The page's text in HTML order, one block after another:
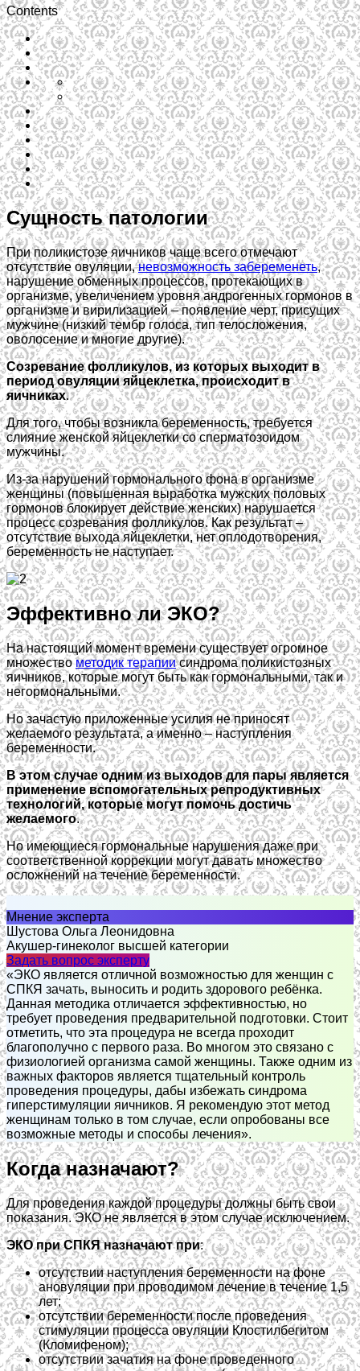
Contents
Сущность патологии
При поликистозе яичников чаще всего отмечают
отсутствие овуляции,невозможность забеременеть,
нарушение обменных процессов, протекающих в
организме, увеличением уровня андрогенных гормонов в
организме и вирилизацией – появление черт, присущих
мужчине (низкий тембр голоса, тип телосложения,
оволосение и многие другие).
Созревание фолликулов, из которых выходит в
период овуляции яйцеклетка, происходит в
яичниках.
Для того, чтобы возникла беременность, требуется
слияние женской яйцеклетки со сперматозоидом
мужчины.
Из-за нарушений гормонального фона в организме
женщины (повышенная выработка мужских половых
гормонов блокирует действие женских) нарушается
процесс созревания фолликулов. Как результат –
отсутствие выхода яйцеклетки, нет оплодотворения,
беременность не наступает.
Эффективно ли ЭКО?
На настоящий момент времени существует огромное
множество методик терапиисиндрома поликистозных
яичников, которые могут быть как гормональными, так и
негормональными.
Но зачастую приложенные усилия не приносят
желаемого результата, а именно – наступления
беременности.
В этом случае одним из выходов для пары является
применение вспомогательных репродуктивных
технологий, которые могут помочь достичь
желаемого.
Но имеющиеся гормональные нарушения даже при
соответственной коррекции могут давать множество
осложнений на течение беременности.
Мнение эксперта
Шустова Ольга Леонидовна
Акушер-гинеколог высшей категории
Задать вопрос эксперту
«ЭКО является отличной возможностью для женщин с
СПКЯ зачать, выносить и родить здорового ребёнка.
Данная методика отличается эффективностью, но
требует проведения предварительной подготовки. Стоит
отметить, что эта процедура не всегда проходит
благополучно с первого раза. Во многом это связано с
физиологией организма самой женщины. Также одним из
важных факторов является тщательный контроль
проведения процедуры, дабы избежать синдрома
гиперстимуляции яичников. Я рекомендую этот метод
женщинам только в том случае, если опробованы все
возможные методы и способы лечения».
Когда назначают?
Для проведения каждой процедуры должны быть свои
показания. ЭКО не является в этом случае исключением.
ЭКО при СПКЯ назначают при:
отсутствии наступления беременности на фоне
ановуляции при проводимом лечение в течение 1,5
лет;
отсутствии беременности после проведения
стимуляции процесса овуляции Клостилбегитом
(Кломифеном);
отсутствии зачатия на фоне проведенного